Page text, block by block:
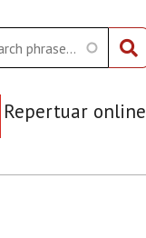
Repertuar online